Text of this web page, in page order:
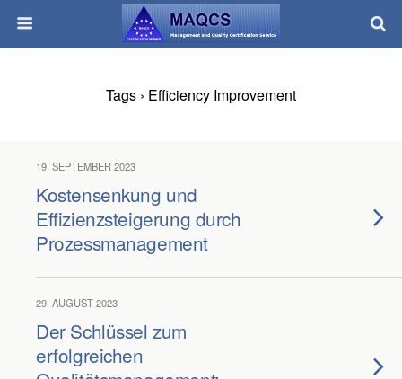
Tags › Efficiency Improvement
19. SEPTEMBER 2023
Kostensenkung und
Effizienzsteigerung durch
Prozessmanagement
29. AUGUST 2023
Der Schlüssel zum
erfolgreichen